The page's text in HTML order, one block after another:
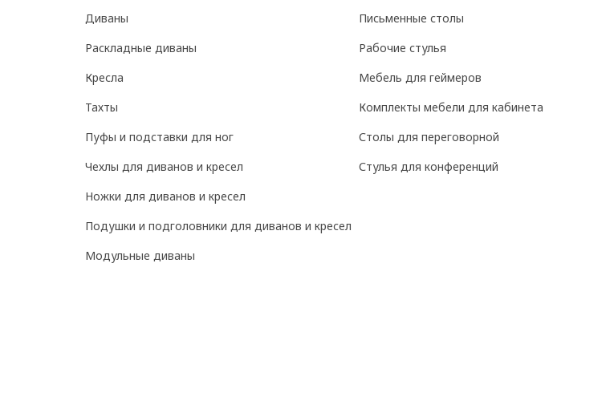
Диваны
Раскладные диваны
Кресла
Тахты
Пуфы и подставки для ног
Чехлы для диванов и кресел
Ножки для диванов и кресел
Подушки и подголовники для диванов и кресел
Модульные диваны
Письменные столы
Рабочие стулья
Мебель для геймеров
Комплекты мебели для кабинета
Столы для переговорной
Стулья для конференций